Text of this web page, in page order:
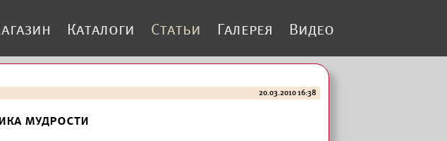
Каталоги Статьи Галерея Видео
20.03.2010 16:38
мудрости